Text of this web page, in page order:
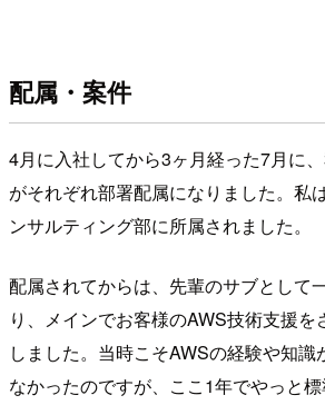
配属・案件
4月に入社してから3ヶ月経った7月に
がそれぞれ部署配属になりました。私
ンサルティング部に所属されました。
配属されてからは、先輩のサブとして
り、メインでお客様のAWS技術支援を
しました。当時こそAWSの経験や知識
なかったのですが、ここ1年でやっと